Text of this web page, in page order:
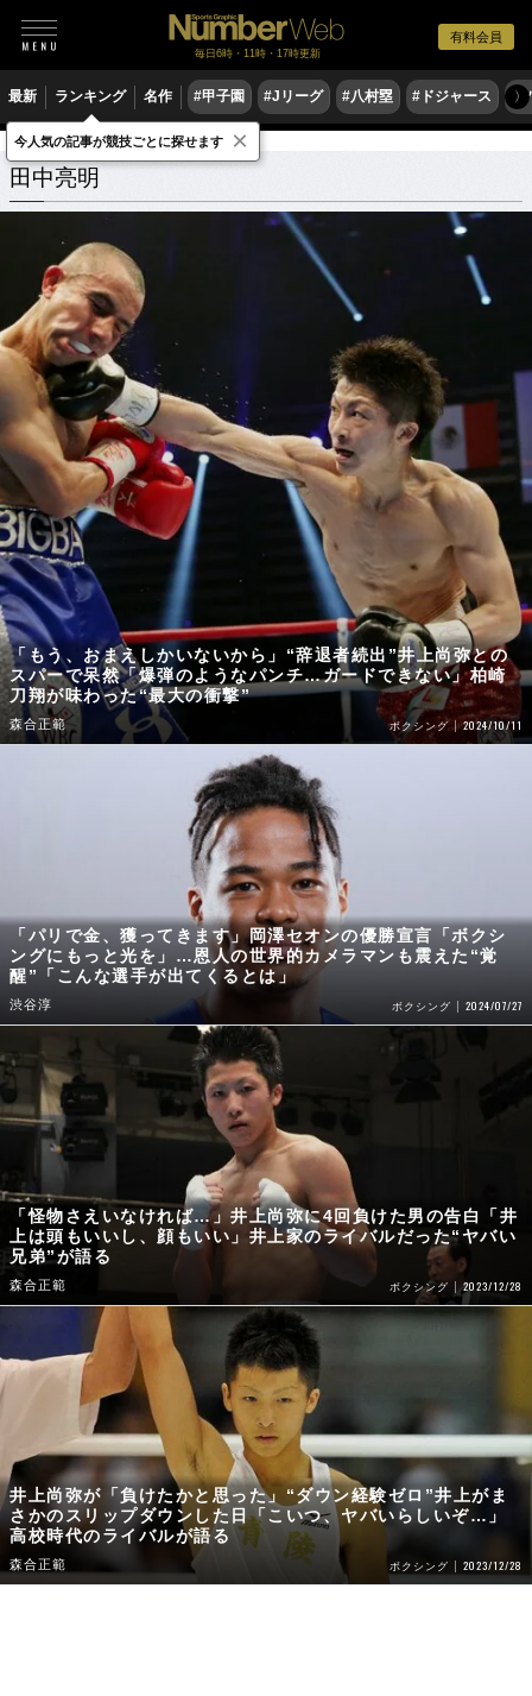
有料会員
毎日6時・11時・17時更新
最新 ランキング 名作 #甲子園 #Jリーグ #八村塁 #ドジャース #
〉
田中亮明 関連記事
田中亮明
「もう、おまえしかいないから」“辞退者続出”井上尚弥との
スパーで呆然「爆弾のようなパンチ…ガードできない」柏崎
刀翔が味わった“最大の衝撃”
森合正範 ボクシング 2024/10/11
「パリで金、獲ってきます」岡澤セオンの優勝宣言「ボクシ
ングにもっと光を」…恩人の世界的カメラマンも震えた“覚
醒”「こんな選手が出てくるとは」
渋谷淳 ボクシング 2024/07/27
「怪物さえいなければ…」井上尚弥に4回負けた男の告白「井
上は頭もいいし、顔もいい」井上家のライバルだった“ヤバい
兄弟”が語る
森合正範 ボクシング 2023/12/28
井上尚弥が「負けたかと思った」“ダウン経験ゼロ”井上がま
さかのスリップダウンした日「こいつ、ヤバいらしいぞ…」
高校時代のライバルが語る
森合正範 ボクシング 2023/12/28
今人気の記事が競技ごとに探せます ×